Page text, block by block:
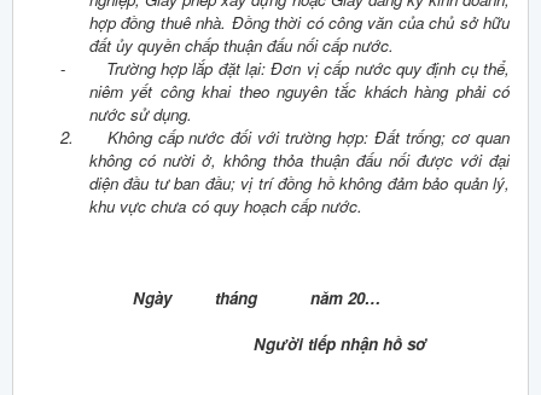
hợp đồng thuê nhà. Đồng thời có công văn của chủ sở hữu
đất ủy quyền chấp thuận đấu nối cấp nước.
-
Trường hợp lắp đặt lại: Đơn vị cấp nước quy định cụ thể,
niêm yết công khai theo nguyên tắc khách hàng phải có
nước sử dụng.
2.
Không cấp nước đối với trường hợp: Đất trống; cơ quan
không có nười ở, không thỏa thuận đấu nối được với đại
diện đầu tư ban đầu; vị trí đồng hồ không đảm bảo quản lý,
khu vực chưa có quy hoạch cấp nước.
Ngày tháng năm 20…
Người tiếp nhận hồ sơ